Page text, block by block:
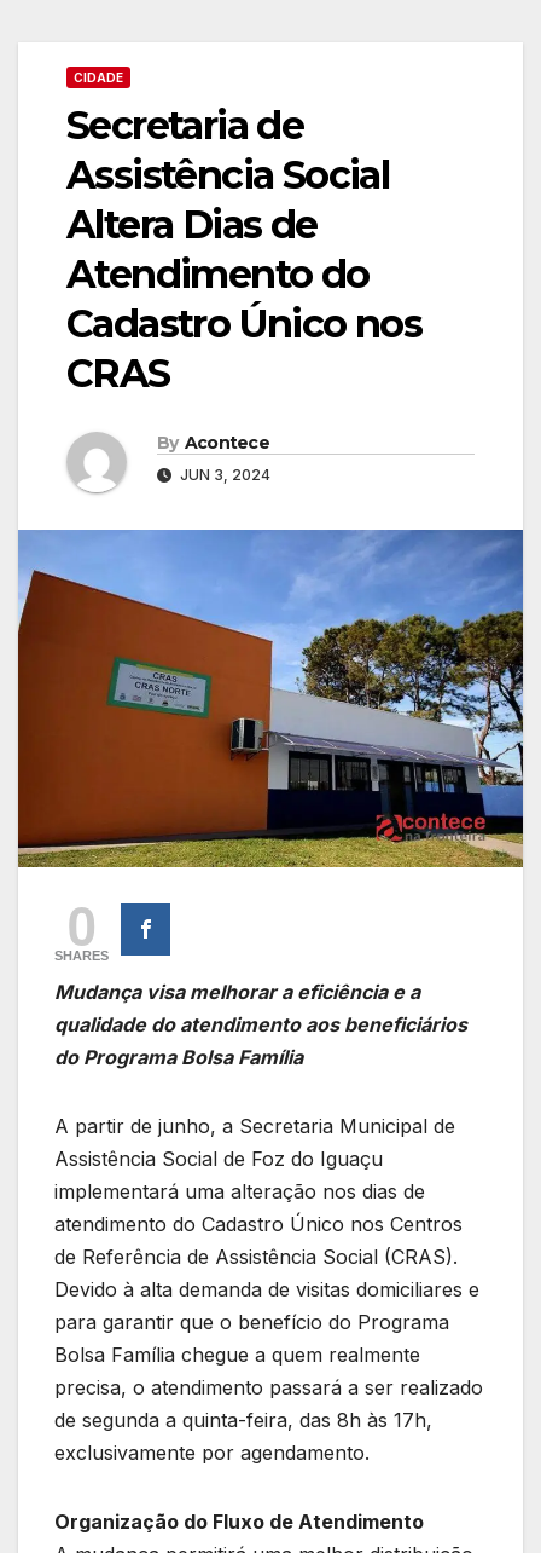
CIDADE
Secretaria de
Assistência Social
Altera Dias de
Atendimento do
Cadastro Único nos
CRAS
By Acontece
JUN 3, 2024
0
SHARES
Mudança visa melhorar a eficiência e a
qualidade do atendimento aos beneficiários
do Programa Bolsa Família
A partir de junho, a Secretaria Municipal de
Assistência Social de Foz do Iguaçu
implementará uma alteração nos dias de
atendimento do Cadastro Único nos Centros
de Referência de Assistência Social (CRAS).
Devido à alta demanda de visitas domiciliares e
para garantir que o benefício do Programa
Bolsa Família chegue a quem realmente
precisa, o atendimento passará a ser realizado
de segunda a quinta-feira, das 8h às 17h,
exclusivamente por agendamento.
Organização do Fluxo de Atendimento